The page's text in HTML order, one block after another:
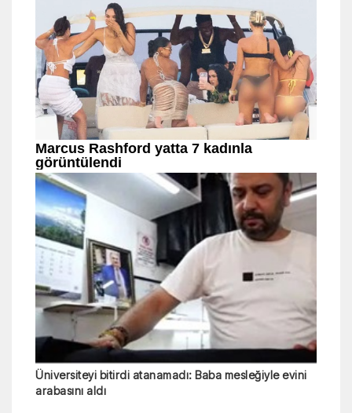
Üniversiteyi bitirdi atanamadı: Baba mesleğiyle evini
arabasını aldı